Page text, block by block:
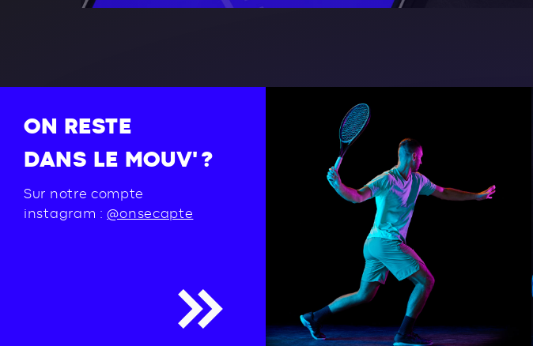
ON RESTE
DANS LE MOUV' ?
Sur notre compte
instagram :@onsecapte